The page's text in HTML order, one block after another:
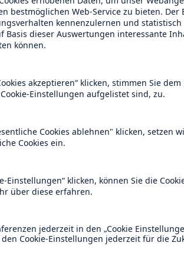
würden insgesamt 988 (707) Mio.
abgeschlossen werden. Es
von 124,36 € gekauft. Diese
zeigt, dass und wie wir durch
betonte von Bomhard. "Mit
wir dem Kapitalmarkt bis
€ etwa auf Vorjahresniveau,
der Karlsruher und der Nieuwe
Wechselkurseinflüsse
2,7 Mrd. € fast